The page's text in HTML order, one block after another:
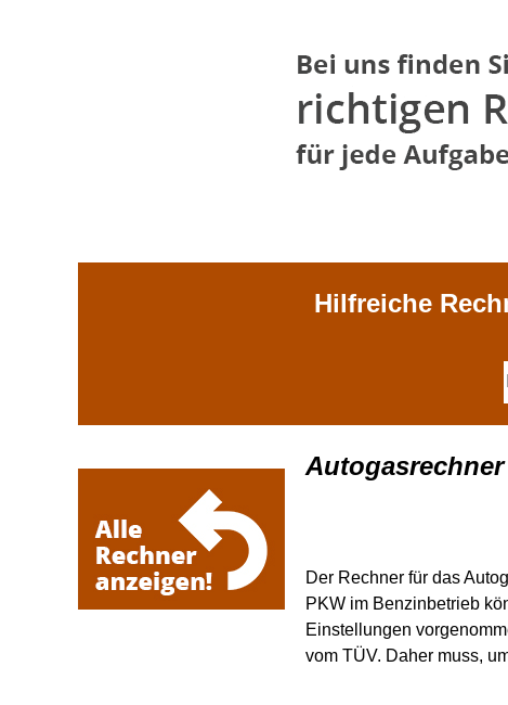
Hilfreiche
Autogasrechner
Der Rechner für das
PKW im Benzinbetrieb
Einstellungen
vom TÜV. Daher muss,